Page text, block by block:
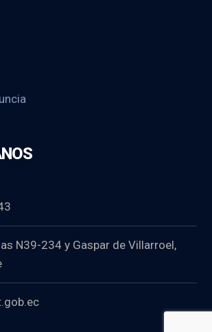
N39-234 y Gaspar de Villarroel,